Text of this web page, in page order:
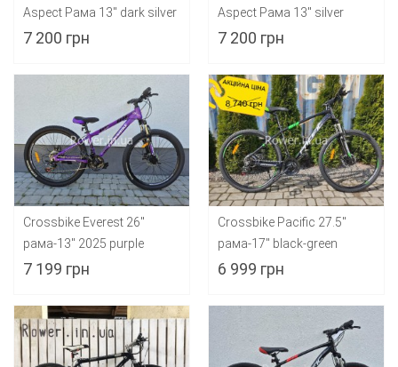
Aspect Рама 13" dark silver
7 200 грн
Aspect Рама 13" silver
7 200 грн
Crossbike Everest 26"
рама-13" 2025 purple
7 199 грн
Crossbike Pacific 27.5"
рама-17" black-green
6 999 грн